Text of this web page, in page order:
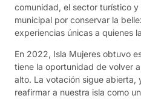
comunidad, el sector turístico
municipal por conservar la
experiencias únicas a quienes
En 2022, Isla Mujeres obtuvo
tiene la oportunidad de volver
alto. La votación sigue abierta,
reafirmar a nuestra isla como